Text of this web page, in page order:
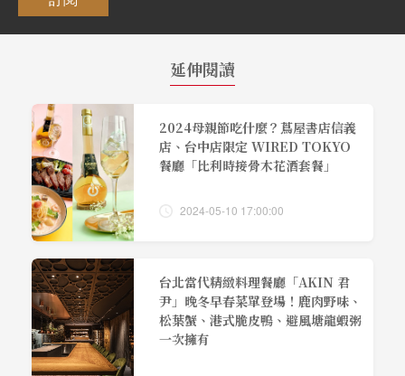
延伸閱讀
2024母親節吃什麼？蔦屋書店信義
店、台中店限定 WIRED TOKYO
餐廳「比利時接骨木花酒套餐」
2024-05-10 17:00:00
台北當代精緻料理餐廳「AKIN 君
尹」晚冬早春菜單登場！鹿肉野味、
松葉蟹、港式脆皮鴨、避風塘龍蝦粥
一次擁有